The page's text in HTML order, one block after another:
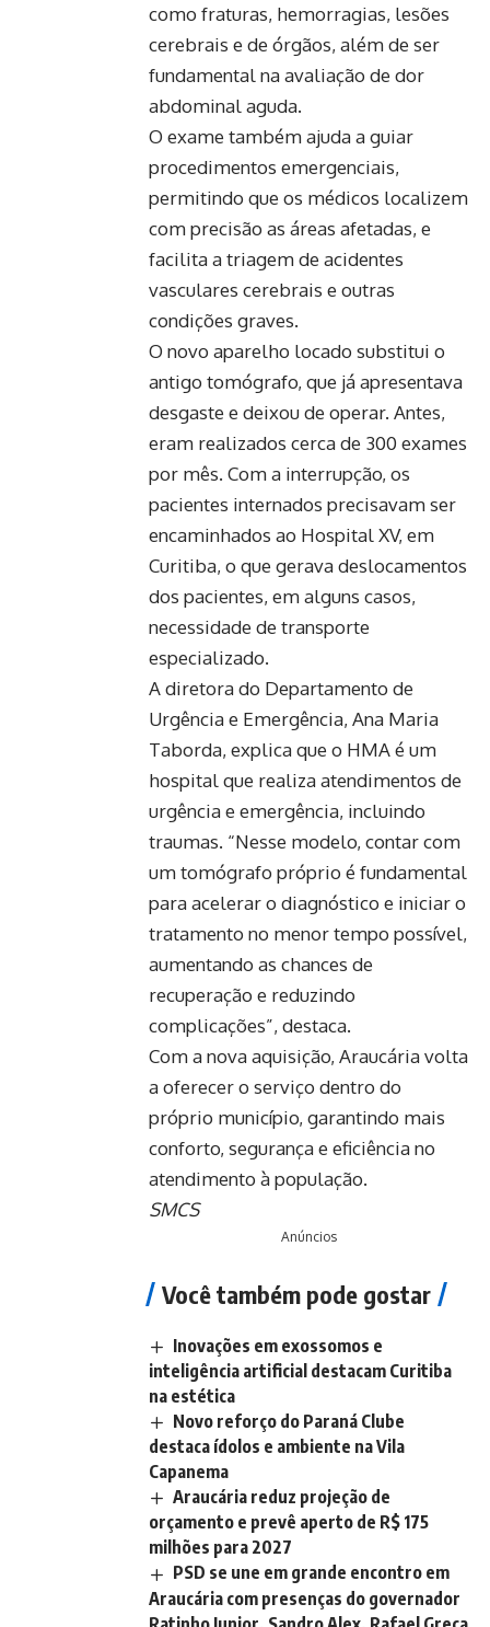
como fraturas, hemorragias, lesões
cerebrais e de órgãos, além de ser
fundamental na avaliação de dor
abdominal aguda.
O exame também ajuda a guiar
procedimentos emergenciais,
permitindo que os médicos localizem
com precisão as áreas afetadas, e
facilita a triagem de acidentes
vasculares cerebrais e outras
condições graves.
O novo aparelho locado substitui o
antigo tomógrafo, que já apresentava
desgaste e deixou de operar. Antes,
eram realizados cerca de 300 exames
por mês. Com a interrupção, os
pacientes internados precisavam ser
encaminhados ao Hospital XV, em
Curitiba, o que gerava deslocamentos
dos pacientes, em alguns casos,
necessidade de transporte
especializado.
A diretora do Departamento de
Urgência e Emergência, Ana Maria
Taborda, explica que o HMA é um
hospital que realiza atendimentos de
urgência e emergência, incluindo
traumas. “Nesse modelo, contar com
um tomógrafo próprio é fundamental
para acelerar o diagnóstico e iniciar o
tratamento no menor tempo possível,
aumentando as chances de
recuperação e reduzindo
complicações”, destaca.
Com a nova aquisição, Araucária volta
a oferecer o serviço dentro do
próprio município, garantindo mais
conforto, segurança e eficiência no
atendimento à população.
SMCS
Anúncios
Você também pode gostar
Inovações em exossomos e
inteligência artificial destacam Curitiba
na estética
Novo reforço do Paraná Clube
destaca ídolos e ambiente na Vila
Capanema
Araucária reduz projeção de
orçamento e prevê aperto de R$ 175
milhões para 2027
PSD se une em grande encontro em
Araucária com presenças do governador